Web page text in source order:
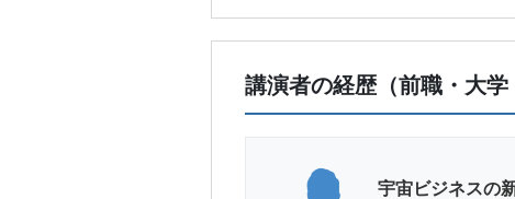
講演者の経歴（前職・大学
宇宙ビジネスの